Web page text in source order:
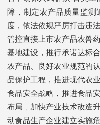
障，制定农产品质量监测
度，依法依规严厉打击违
管控直接上市农产品农兽
基地建设，推行承诺达标
农产品、良好农业规范的
品保护工程，推进现代农
食品安全战略，推进食品
布局，加快产业技术改造
动食品生产企业建立实施